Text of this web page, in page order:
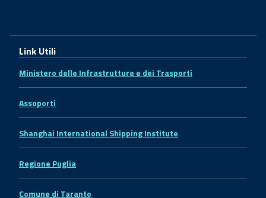
Link Utili
Ministero delle Infrastrutture e dei Trasporti
Assoporti
Shanghai International Shipping Institute
Regione Puglia
Comune di Taranto